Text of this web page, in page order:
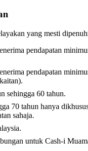
yang mesti
pendapatan
pendapatan
sehingga 60 tahun.
70 tahun hanya
sahaja.
untuk Cash-i